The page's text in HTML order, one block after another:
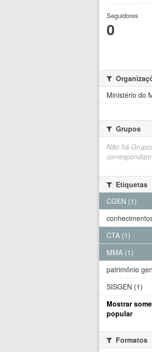
Seguidores
0
Ministério do
Grupos
Não há
Etiquetas
CGEN (1)
CTA (1)
MMA (1)
patrimônio
SISGEN (1)
Mostrar
popular
Formatos